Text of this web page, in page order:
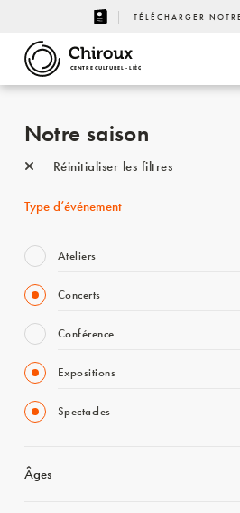
TÉLÉCHARGER
CENTRE CULTUREL - LIÈGE
Notre saison
Réinitialiser les filtres
Type d’événement
Ateliers
Concerts
Conférence
Expositions
Spectacles
Âges